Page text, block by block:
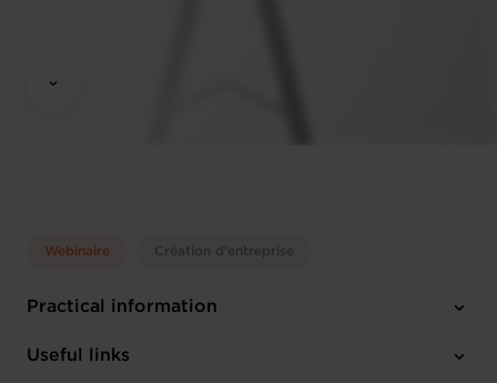
Webinaire Création d'entreprise
Practical information
Tuesday 22 Jul 2025
Useful links